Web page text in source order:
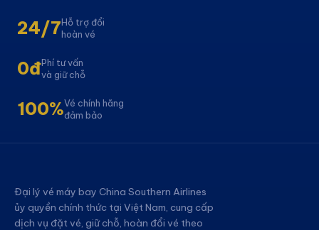
24/7Hỗ trợ đổi
hoàn vé
0đPhí tư vấn
và giữ chỗ
100%Vé chính hãng
đảm bảo
Đại lý vé máy bay China Southern Airlines
ủy quyền chính thức tại Việt Nam, cung cấp
dịch vụ đặt vé, giữ chỗ, hoàn đổi vé theo